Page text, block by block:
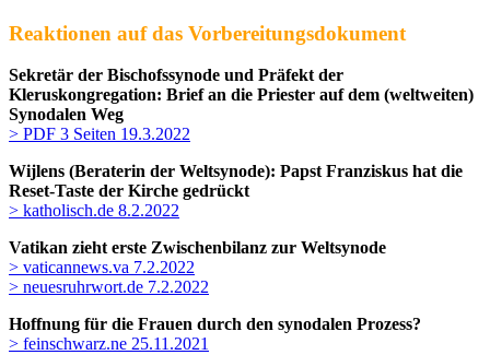
Reaktionen auf das Vorbereitungsdokument
Sekretär der Bischofssynode und Präfekt der
Kleruskongregation: Brief an die Priester auf dem (weltweiten)
Synodalen Weg
> PDF 3 Seiten 19.3.2022
Wijlens (Beraterin der Weltsynode): Papst Franziskus hat die
Reset-Taste der Kirche gedrückt
> katholisch.de 8.2.2022
Vatikan zieht erste Zwischenbilanz zur Weltsynode
> vaticannews.va 7.2.2022
> neuesruhrwort.de 7.2.2022
Hoffnung für die Frauen durch den synodalen Prozess?
> feinschwarz.ne 25.11.2021